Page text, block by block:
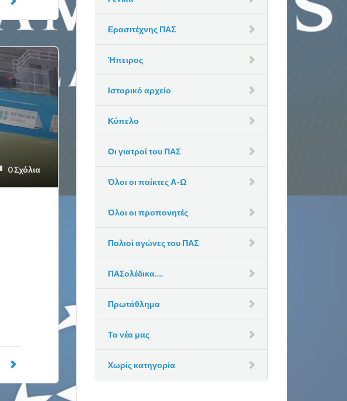
0 Σχόλια
Ερασιτέχνης ΠΑΣ
Ήπειρος
Ιστορικό αρχείο
Κύπελο
Οι γιατροί του ΠΑΣ
Όλοι οι παίκτες Α-Ω
Όλοι οι προπονητές
Παλιοί αγώνες του ΠΑΣ
ΠΑΣολέδικα….
Πρωτάθλημα
Τα νέα μας
Χωρίς κατηγορία